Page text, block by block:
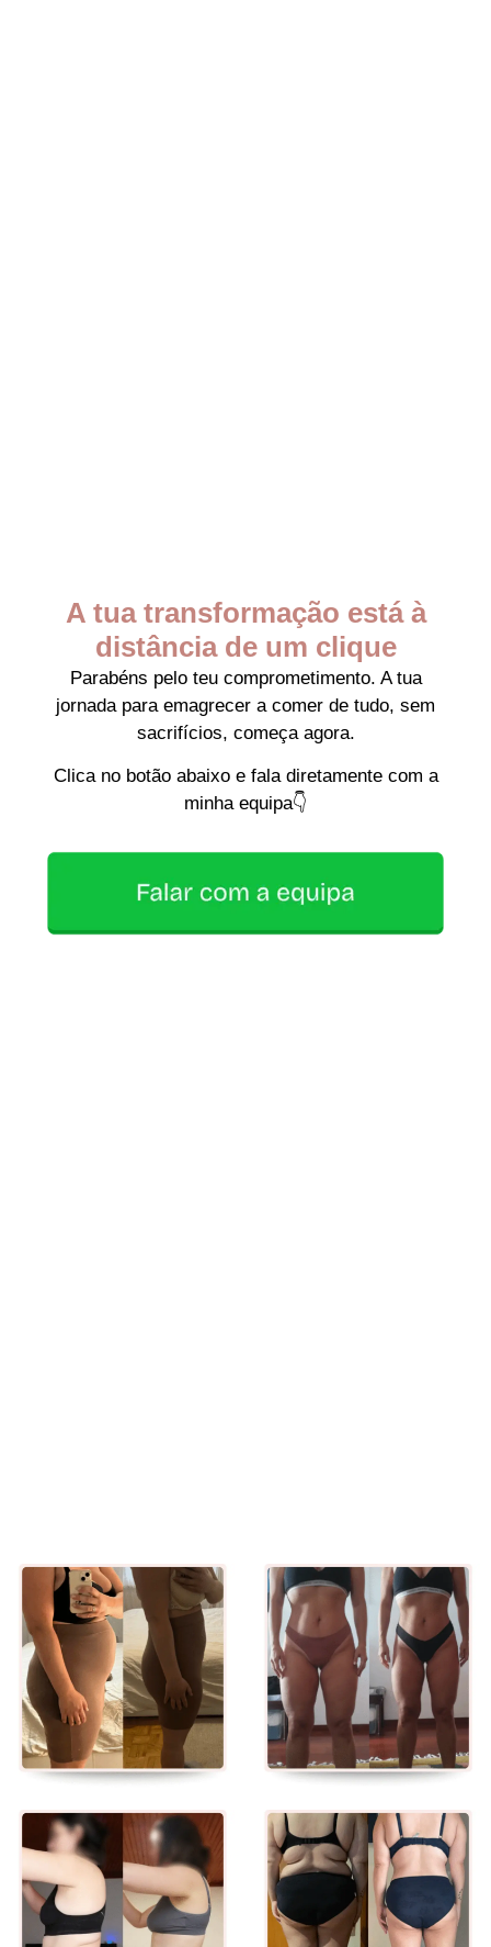
A tua transformação está à
distância de um clique
Parabéns pelo teu comprometimento. A tua
jornada para emagrecer a comer de tudo, sem
sacrifícios, começa agora.
Clica no botão abaixo e fala diretamente com a
minha equipa👇